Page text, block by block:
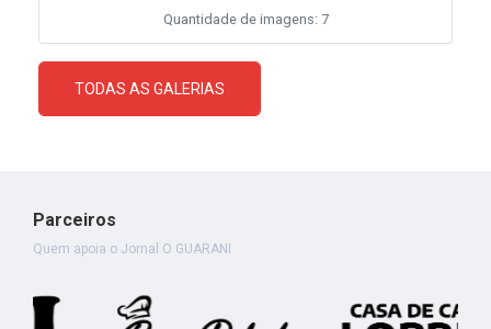
Quantidade de imagens: 7
TODAS AS GALERIAS
Parceiros
Quem apoia o Jornal O GUARANI